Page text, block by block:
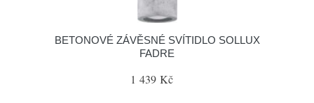
BETONOVÉ ZÁVĚSNÉ SVÍTIDLO SOLLUX
FADRE
1 439 Kč